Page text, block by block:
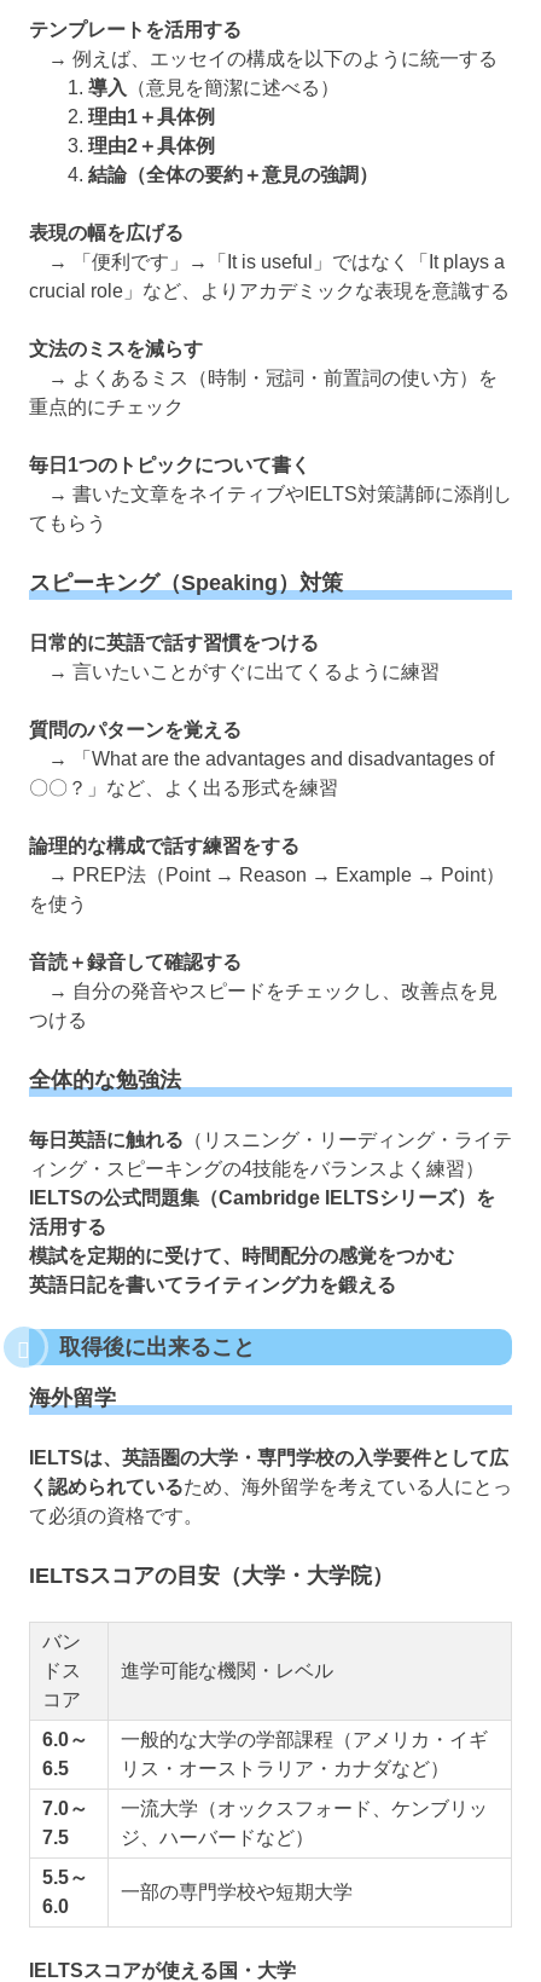
テンプレートを活用する
→ 例えば、エッセイの構成を以下のように統一する
1. 導入
（意見を簡潔に述べる）
2. 理由1＋具体例
3. 理由2＋具体例
4. 結論（全体の要約＋意見の強調）
表現の幅を広げる
→ 「便利です」→「It is useful」ではなく「It plays a
crucial role」など、よりアカデミックな表現を意識する
文法のミスを減らす
→ よくあるミス（時制・冠詞・前置詞の使い方）を
重点的にチェック
毎日1つのトピックについて書く
→ 書いた文章をネイティブやIELTS対策講師に添削し
てもらう
スピーキング（Speaking）対策
日常的に英語で話す習慣をつける
→ 言いたいことがすぐに出てくるように練習
質問のパターンを覚える
→ 「What are the advantages and disadvantages of
〇〇？」など、よく出る形式を練習
論理的な構成で話す練習をする
→ PREP法（Point → Reason → Example → Point）
を使う
音読＋録音して確認する
→ 自分の発音やスピードをチェックし、改善点を見
つける
全体的な勉強法
毎日英語に触れる （リスニング・リーディング・ライテ
ィング・スピーキングの4技能をバランスよく練習）
IELTSの公式問題集（Cambridge IELTSシリーズ）を
活用する
模試を定期的に受けて、時間配分の感覚をつかむ
英語日記を書いてライティング力を鍛える
取得後に出来ること
海外留学
IELTSは、英語圏の大学・専門学校の入学要件として広
く認められているため、海外留学を考えている人にとっ
て必須の資格です。
IELTSスコアの目安（大学・大学院）
バン
ドス
コア
進学可能な機関・レベル
6.0～
6.5
一般的な大学の学部課程（アメリカ・イギ
リス・オーストラリア・カナダなど）
7.0～
7.5
一流大学（オックスフォード、ケンブリッ
ジ、ハーバードなど）
5.5～
6.0
一部の専門学校や短期大学
IELTSスコアが使える国・大学